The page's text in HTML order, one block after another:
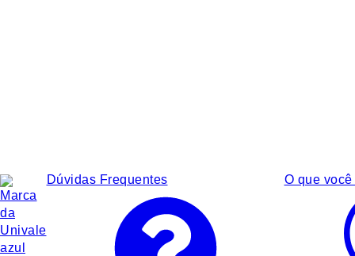
Dúvidas Frequentes O que